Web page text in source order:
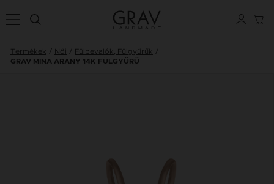
Termékek Női Fülbevalók, Fülgyűrűk
GRAV MINA ARANY 14K FÜLGYŰRŰ